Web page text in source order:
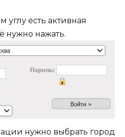
углу есть активная
нужно нажать.
нужно выбрать город